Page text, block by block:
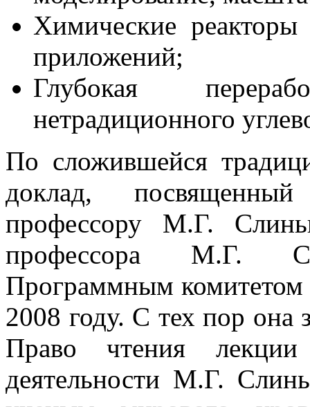
Химические
приложений;
Глубокая
нетрадиционного
По сложившейся
доклад,
профессору М.Г.
профессора М.Г.
Программным
2008 году. С тех пор она
Право чтения
деятельности М.Г.